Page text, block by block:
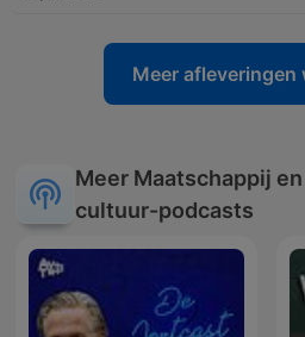
Meer afleveringen
Meer Maatschappij en
cultuur-podcasts